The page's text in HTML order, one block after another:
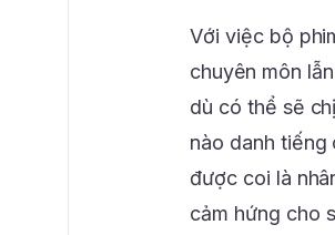
Với việc bộ
chuyên môn
dù có thể sẽ
nào danh tiếng
được coi là
cảm hứng cho